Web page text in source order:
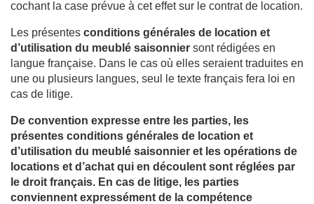
cochant la case prévue à cet effet sur le contrat de location.
Les présentes conditions générales de location et
d’utilisation du meublé saisonnier sont rédigées en
langue française. Dans le cas où elles seraient traduites en
une ou plusieurs langues, seul le texte français fera loi en
cas de litige.
De convention expresse entre les parties, les
présentes conditions générales de location et
d’utilisation du meublé saisonnier et les opérations de
locations et d’achat qui en découlent sont réglées par
le droit français. En cas de litige, les parties
conviennent expressément de la compétence